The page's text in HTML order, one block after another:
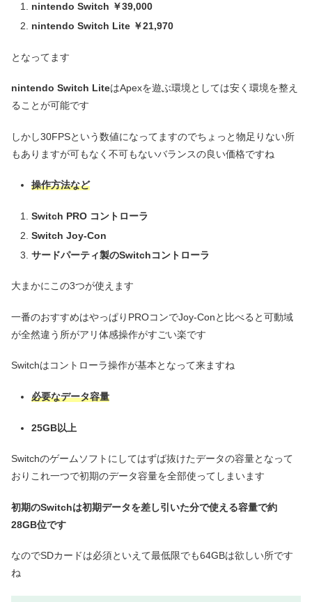
nintendo Switch ￥39,000
nintendo Switch Lite ￥21,970
となってます
nintendo Switch LiteはApexを遊ぶ環境としては安く環境を整え
ることが可能です
しかし30FPSという数値になってますのでちょっと物足りない所
もありますが可もなく不可もないバランスの良い価格ですね
操作方法など
Switch PRO コントローラ
Switch Joy-Con
サードパーティ製のSwitchコントローラ
大まかにこの3つが使えます
一番のおすすめはやっぱりPROコンでJoy-Conと比べると可動域
が全然違う所がアリ体感操作がすごい楽です
Switchはコントローラ操作が基本となって来ますね
必要なデータ容量
25GB以上
Switchのゲームソフトにしてはずば抜けたデータの容量となって
おりこれ一つで初期のデータ容量を全部使ってしまいます
初期のSwitchは初期データを差し引いた分で使える容量で約
28GB位です
なのでSDカードは必須といえて最低限でも64GBは欲しい所です
ね